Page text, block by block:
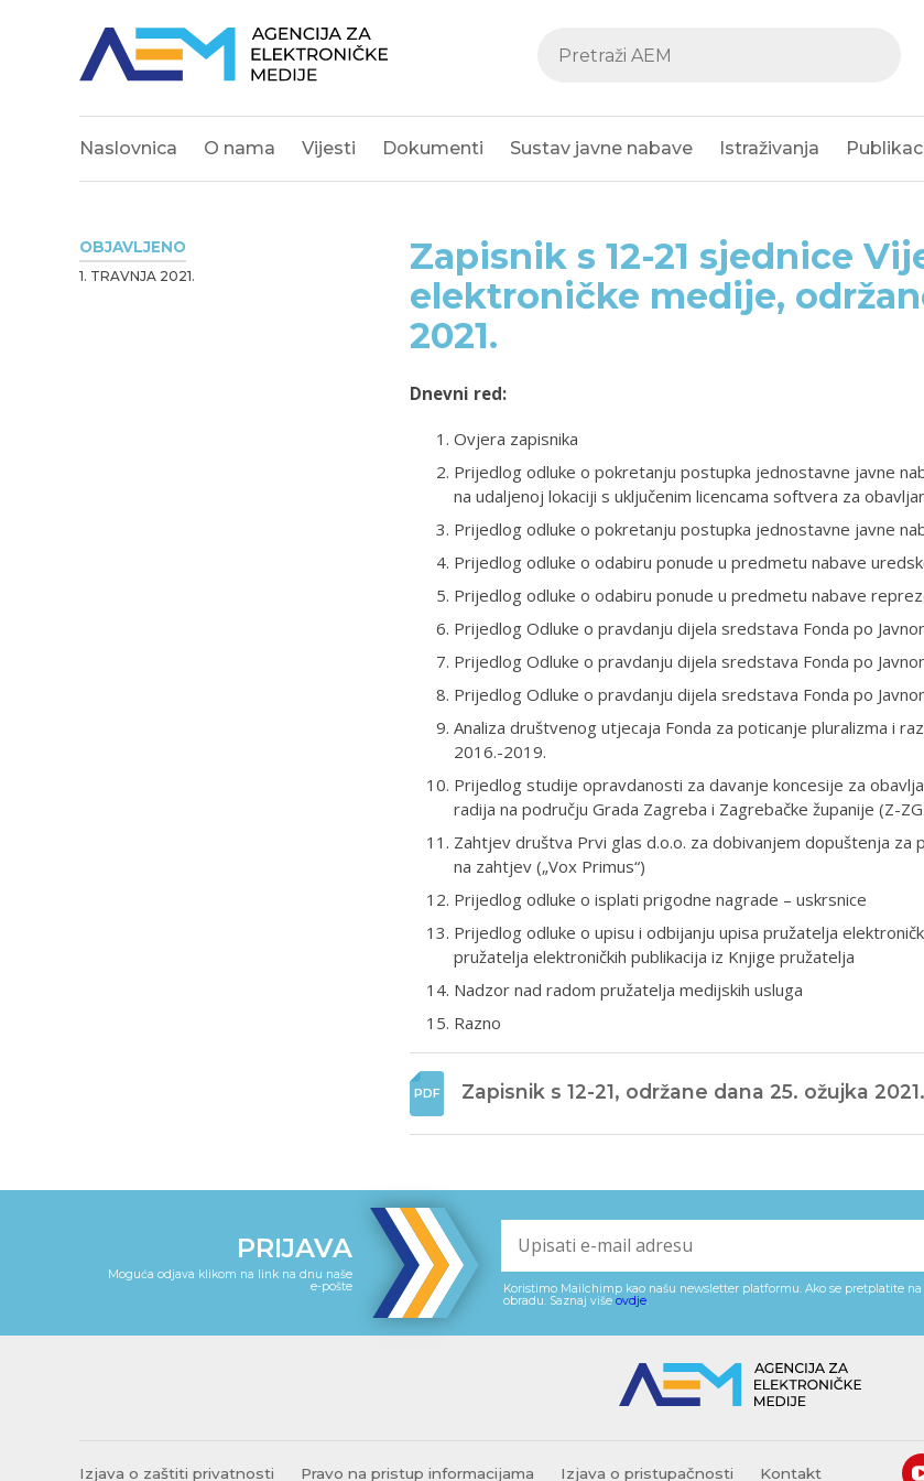
Naslovnica O nama Vijesti Dokumenti Sustav javne nabave Istraživanja
OBJAVLJENO
1. TRAVNJA 2021.
Zapisnik s 12-21 sjednice
elektroničke medije,
2021.
Dnevni red:
Ovjera zapisnika
Prijedlog odluke o pokretanju postupka jednostavne javne
na udaljenoj lokaciji s uključenim licencama softvera za
Prijedlog odluke o pokretanju postupka jednostavne javne
Prijedlog odluke o odabiru ponude u predmetu nabave
Prijedlog odluke o odabiru ponude u predmetu nabave
Prijedlog Odluke o pravdanju dijela sredstava Fonda po
Prijedlog Odluke o pravdanju dijela sredstava Fonda po
Prijedlog Odluke o pravdanju dijela sredstava Fonda po
Analiza društvenog utjecaja Fonda za poticanje pluralizma i
2016.-2019.
Prijedlog studije opravdanosti za davanje koncesije za
radija na području Grada Zagreba i Zagrebačke županije (Z-
Zahtjev društva Prvi glas d.o.o. za dobivanjem dopuštenja za
na zahtjev („Vox Primus“)
Prijedlog odluke o isplati prigodne nagrade – uskrsnice
Prijedlog odluke o upisu i odbijanju upisa pružatelja
pružatelja elektroničkih publikacija iz Knjige pružatelja
Nadzor nad radom pružatelja medijskih usluga
Razno
Zapisnik s 12-21, održane dana 25. ožujka 2021.
PRIJAVA
Moguća odjava klikom na link na dnu naše
e-pošte
Koristimo Mailchimp kao našu newsletter platformu. Ako se pretplatite
obradu. Saznaj više ovdje.
Izjava o zaštiti privatnosti Pravo na pristup informacijama Izjava o pristupačnosti Kontakt